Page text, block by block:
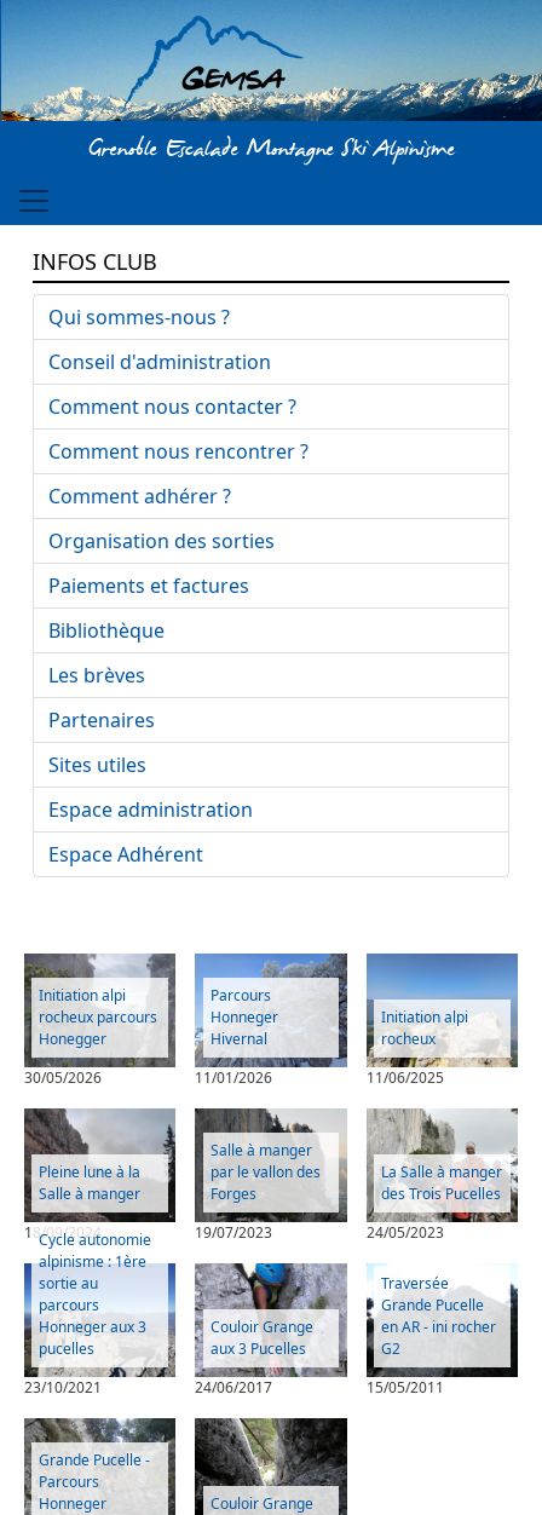
Aller au contenu principal
Grenoble Escalade Montagne Ski Alpinisme
Initiation alpi
rocheux parcours
Honegger
30/05/2026
Parcours
Honneger
Hivernal
11/01/2026
Initiation alpi
rocheux
11/06/2025
Pleine lune à la
Salle à manger
18/09/2024
Salle à manger
par le vallon des
Forges
19/07/2023
La Salle à manger
des Trois Pucelles
24/05/2023
Cycle autonomie
alpinisme : 1ère
sortie au
parcours
Honneger aux 3
pucelles
23/10/2021
Couloir Grange
aux 3 Pucelles
24/06/2017
Traversée
Grande Pucelle
en AR - ini rocher
G2
15/05/2011
Grande Pucelle -
Parcours
Honneger
Couloir Grange
INFOS CLUB
Qui sommes-nous ?
Conseil d'administration
Comment nous contacter ?
Comment nous rencontrer ?
Comment adhérer ?
Organisation des sorties
Paiements et factures
Bibliothèque
Les brèves
Partenaires
Sites utiles
Espace administration
Espace Adhérent